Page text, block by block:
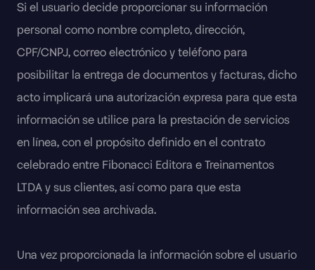
Si el usuario decide proporcionar su información
personal como nombre completo, dirección,
CPF/CNPJ, correo electrónico y teléfono para
posibilitar la entrega de documentos y facturas, dicho
acto implicará una autorización expresa para que esta
información se utilice para la prestación de servicios
en línea, con el propósito definido en el contrato
celebrado entre Fibonacci Editora e Treinamentos
LTDA y sus clientes, así como para que esta
información sea archivada.
Una vez proporcionada la información sobre el usuario